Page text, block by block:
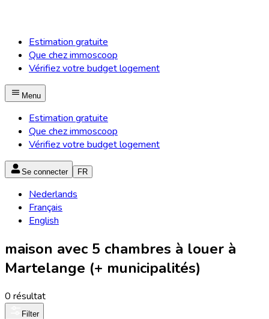
Estimation gratuite
Que chez immoscoop
Vérifiez votre budget logement
Menu
Estimation gratuite
Que chez immoscoop
Vérifiez votre budget logement
Se connecter FR
Nederlands
Français
English
maison avec 5 chambres à louer à
Martelange (+ municipalités)
0 résultat
Filter